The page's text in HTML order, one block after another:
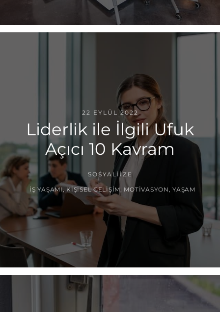
22 EYLÜL 2022
Liderlik ile İlgili Ufuk
Açıcı 10 Kavram
SOSYALIIZE
İŞ YAŞAMI, KIŞISEL GELIŞIM MOTIVASYON ,YAŞAM